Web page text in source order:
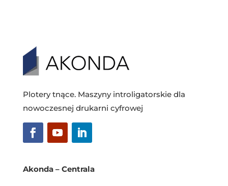
Plotery tnące. Maszyny introligatorskie dla
nowoczesnej drukarni cyfrowej
Akonda – Centrala